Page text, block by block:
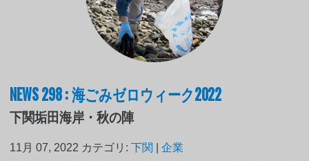
NEWS 298 : 海ごみゼロウィーク2022
下関垢田海岸・秋の陣
11月 07, 2022 カテゴリ:下関 |企業